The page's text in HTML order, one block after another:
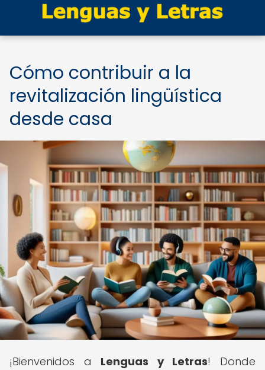
Cómo contribuir a la
revitalización lingüística
desde casa
¡Bienvenidos a Lenguas y Letras! Donde